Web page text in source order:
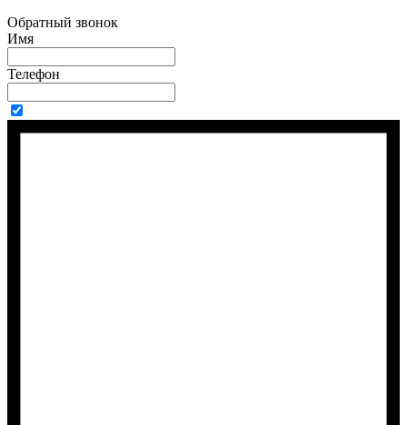
Обратный звонок
Имя
Телефон